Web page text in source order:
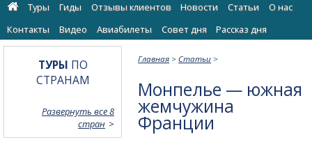
Туры Гиды Отзывы клиентов Новости Статьи
О нас
Контакты
Видео Авиабилеты Cовет дня Рассказ дня
Главная > Статьи >
Монпелье — южная
жемчужина
Франции
ТУРЫ ПО
СТРАНАМ
Развернуть все 8
стран